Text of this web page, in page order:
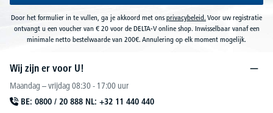
Door het formulier in te vullen, ga je akkoord met ons privacybeleid. Voor uw registratie
ontvangt u een voucher van € 20 voor de DELTA-V online shop. Inwisselbaar vanaf een
minimale netto bestelwaarde van 200€. Annulering op elk moment mogelijk.
Wij zijn er voor U!
Maandag – vrijdag 08:30 - 17:00 uur
BE: 0800 / 20 888 NL: +32 11 440 440